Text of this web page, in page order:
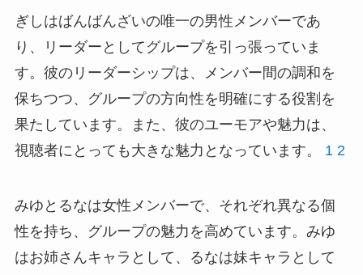
ぎしはばんばんざいの唯一の男性メンバーであ
り、リーダーとしてグループを引っ張っていま
す。彼のリーダーシップは、メンバー間の調和を
保ちつつ、グループの方向性を明確にする役割を
果たしています。また、彼のユーモアや魅力は、
視聴者にとっても大きな魅力となっています。 1 2
みゆとるなは女性メンバーで、それぞれ異なる個
性を持ち、グループの魅力を高めています。みゆ
はお姉さんキャラとして、るなは妹キャラとして